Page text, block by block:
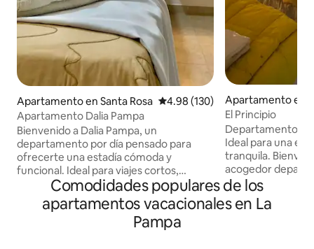
Apartamento en Santa Rosa Calificación promedio: 4.98 de
4.98 (130)
Apartamento Dalia Pampa
Bienvenido a Dalia Pampa, un
departamento por día pensado para
ofrecerte una estadía cómoda y
funcional. Ideal para viajes cortos,
trabajo, descanso o quienes necesiten
alojarse cerca del Hospital. Ubicado en
una zona tranquila de fácil acceso: - A
solo 850 metros de la Ruta Nacional 35 -
Apartamento en
El Principio
Departamento
Ideal para una
tranquila.
acogedor
corazón de Santa
Localizado a 20
de Ómnibus,
Comodidades populares de los
apartamentos vacacionales en La
Pampa